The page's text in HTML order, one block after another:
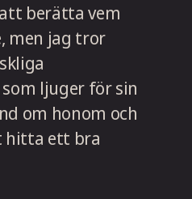
berätta vem
men jag tror
ljuger för sin
om honom och
hitta ett bra